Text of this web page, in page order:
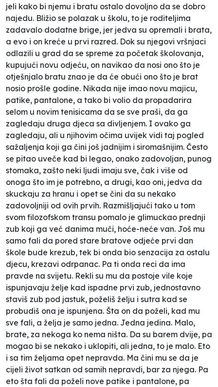
jeli kako bi njemu i bratu ostalo dovoljno da se dobro
najedu. Bližio se polazak u školu, to je roditeljima
zadavalo dodatne brige, jer jedva su opremali i brata,
a evo i on kreće u prvi razred. Dok su njegovi vršnjaci
odlazili u grad da se spreme za početak školovanja,
kupujući novu odjeću, on navikao da nosi ono što je
otješnjalo bratu znao je da će obući ono što je brat
nosio prošle godine. Nikada nije imao novu majicu,
patike, pantalone, a tako bi volio da propadarira
selom u novim tenisicama da se sve praši, da ga
zagledaju druga djeca sa divljenjem. I ovako ga
zagledaju, ali u njihovim očima uvijek vidi taj pogled
sažaljenja koji ga čini još jadnijim i siromašnijim. Često
se pitao uveče kad bi legao, onako zadovoljan, punog
stomaka, zašto neki ljudi imaju sve, čak i više od
onoga što im je potrebno, a drugi, kao oni, jedva da
skuckaju za hranu i opet se čini da su nekako
zadovoljniji od ovih prvih. Razmišljajući tako u tom
svom filozofskom transu pomalo je glimuckao prednji
zub koji ga već danima muči, hoće-neće van. Još mu
samo fali da pored stare bratove odjeće prvi dan
škole bude krezub, tek bi onda bio senzacija za ostalu
djecu, krezavi odrpanac. Pa ti onda reci da ima
pravde na svijetu. Rekli su mu da postoje vile koje
ispunjavaju želje kad ispadne prvi zub, jednostavno
staviš zub pod jastuk, poželiš želju i sutra kad se
probudiš ona je ispunjena. Šta on da poželi, kad mu
sve fali, a želja je samo jedna. Jedna jedina. Malo,
brate, za nekoga ko nema ništa. Da su barem dvije, pa
mogao bi se nekako i uklopiti, ali jedna, to je malo. Eto
i sa tim željama opet nepravda. Ma čini mu se da je
cijeli život satkan od samih nepravdi, bar za njega. Pa
eto šta fali da poželi nove patike i pantalone, pa